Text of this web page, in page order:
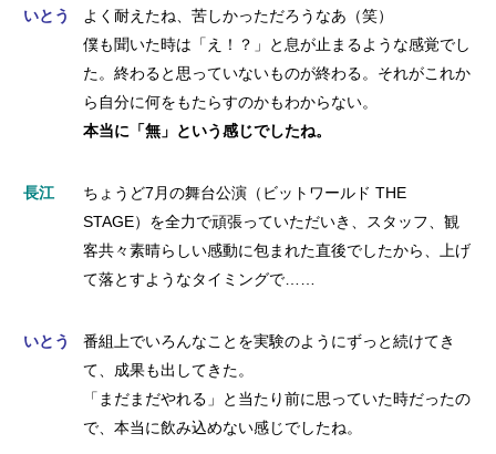
いとう
よく耐えたね、苦しかっただろうなあ（笑）
僕も聞いた時は「え！？」と息が止まるような感覚でし
た。終わると思っていないものが終わる。それがこれか
ら自分に何をもたらすのかもわからない。
本当に「無」という感じでしたね。
長江
ちょうど7月の舞台公演（ビットワールド THE
STAGE）を全力で頑張っていただいき、スタッフ、観
客共々素晴らしい感動に包まれた直後でしたから、上げ
て落とすようなタイミングで……
いとう
番組上でいろんなことを実験のようにずっと続けてき
て、成果も出してきた。
「まだまだやれる」と当たり前に思っていた時だったの
で、本当に飲み込めない感じでしたね。